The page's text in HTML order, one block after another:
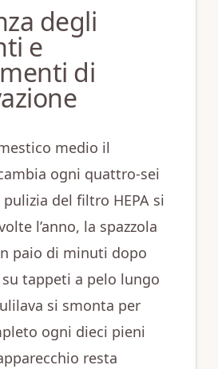
degli
e
di
medio il
ogni quattro‑sei
del filtro HEPA si
l’anno, la spazzola
paio di minuti dopo
tappeti a pelo lungo
si smonta per
ogni dieci pieni
resta